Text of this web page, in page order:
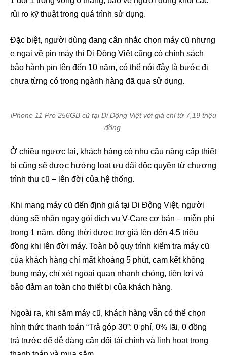
rủi ro kỹ thuật trong quá trình sử dụng.
Đặc biệt, người dùng đang cân nhắc chọn máy cũ nhưng
e ngại về pin máy thì Di Động Việt cũng có chính sách
bảo hành pin lên đến 10 năm, có thể nói đây là bước đi
chưa từng có trong ngành hàng đã qua sử dụng.
iPhone 11 Pro 256GB cũ tại Di Động Việt với giá chỉ từ 7,19 triệu
đồng.
Ở chiều ngược lại, khách hàng có nhu cầu nâng cấp thiết
bị cũng sẽ được hưởng loạt ưu đãi độc quyền từ chương
trình thu cũ – lên đời của hệ thống.
Khi mang máy cũ đến định giá tại Di Động Việt, người
dùng sẽ nhận ngay gói dịch vụ V-Care cơ bản – miễn phí
trong 1 năm, đồng thời được trợ giá lên đến 4,5 triệu
đồng khi lên đời máy. Toàn bộ quy trình kiểm tra máy cũ
của khách hàng chỉ mất khoảng 5 phút, cam kết không
bung máy, chỉ xét ngoại quan nhanh chóng, tiện lợi và
bảo đảm an toàn cho thiết bị của khách hàng.
Ngoài ra, khi sắm máy cũ, khách hàng vẫn có thể chọn
hình thức thanh toán “Trả góp 30”: 0 phí, 0% lãi, 0 đồng
trả trước để dễ dàng cân đối tài chính và linh hoạt trong